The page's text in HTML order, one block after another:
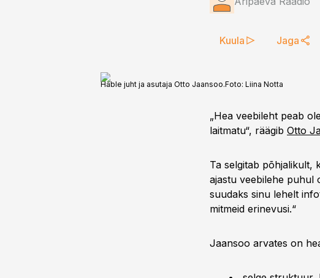
Kuula Jaga
Hable juht ja asutaja Otto Jaansoo.Foto: Liina Notta
„Hea veebileht peab
laitmatu“, räägib Otto
Ta selgitab põhjalikult,
ajastu veebilehe puhul
suudaks sinu lehelt
mitmeid erinevusi.“
Jaansoo arvates on